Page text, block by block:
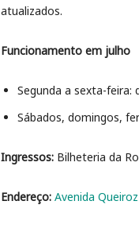
atualizados.
Funcionamento em julho
Segunda a sexta-feira:
Sábados, domingos,
Ingressos: Bilheteria da
Endereço: Avenida